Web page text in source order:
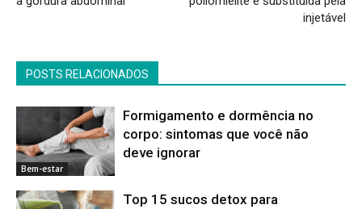
injetável
POSTS RELACIONADOS
Bem-estar
Formigamento e dormência no
corpo: sintomas que você não
deve ignorar
Top 15 sucos detox para